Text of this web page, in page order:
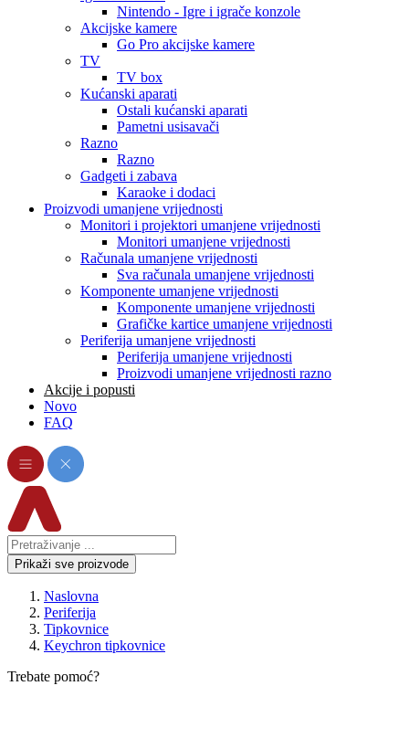
Nintendo - Igre i igrače konzole
Akcijske kamere
Go Pro akcijske kamere
TV
TV box
Kućanski aparati
Ostali kućanski aparati
Pametni usisavači
Razno
Razno
Gadgeti i zabava
Karaoke i dodaci
Proizvodi umanjene vrijednosti
Monitori i projektori umanjene vrijednosti
Monitori umanjene vrijednosti
Računala umanjene vrijednosti
Sva računala umanjene vrijednosti
Komponente umanjene vrijednosti
Komponente umanjene vrijednosti
Grafičke kartice umanjene vrijednosti
Periferija umanjene vrijednosti
Periferija umanjene vrijednosti
Proizvodi umanjene vrijednosti razno
Akcije i popusti
Novo
FAQ
Prikaži sve proizvode
Naslovna
Periferija
Tipkovnice
Keychron tipkovnice
Trebate pomoć?